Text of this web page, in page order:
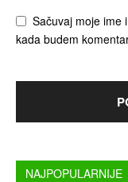
Sačuvaj moje ime
kada budem
NAJPOPULARNIJE